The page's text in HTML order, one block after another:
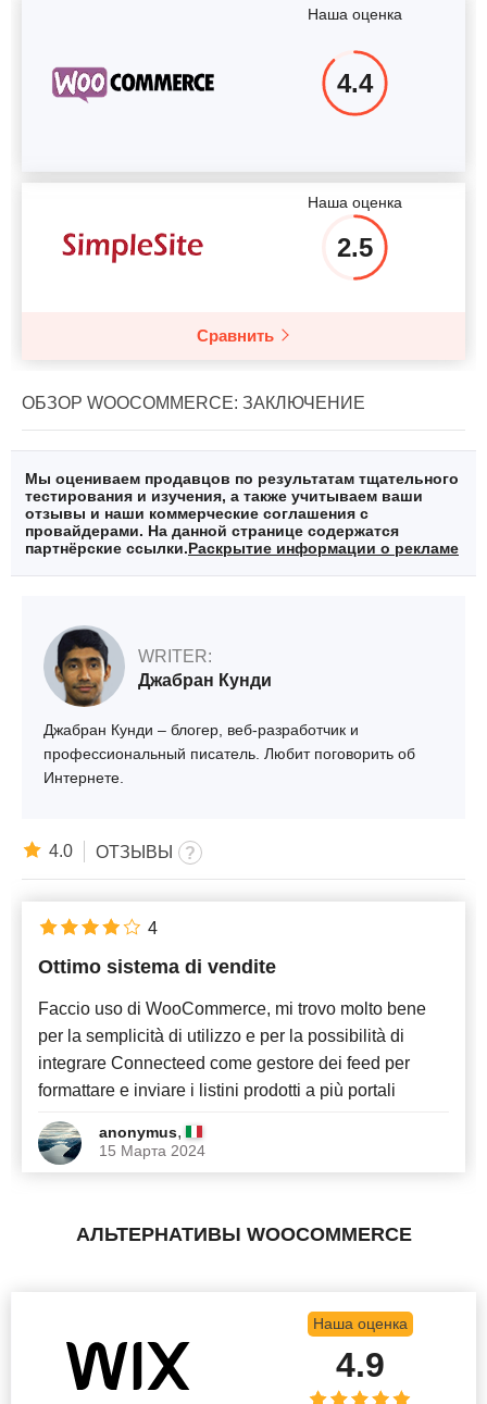
Наша оценка
4.4
Наша оценка
2.5
Сравнить
ОБЗОР WOOCOMMERCE: ЗАКЛЮЧЕНИЕ
Мы оцениваем продавцов по результатам тщательного
тестирования и изучения, а также учитываем ваши
отзывы и наши коммерческие соглашения с
провайдерами. На данной странице содержатся
партнёрские ссылки.Раскрытие информации о рекламе
WRITER:
Джабран Кунди
Джабран Кунди – блогер, веб-разработчик и
профессиональный писатель. Любит поговорить об
Интернете.
4.0 ОТЗЫВЫ
Ottimo sistema di vendite
Faccio uso di WooCommerce, mi trovo molto bene
per la semplicità di utilizzo e per la possibilità di
integrare Connecteed come gestore dei feed per
formattare e inviare i listini prodotti a più portali
anonymus,
15 Марта 2024
4
АЛЬТЕРНАТИВЫ WOOCOMMERCE
Наша оценка
4.9